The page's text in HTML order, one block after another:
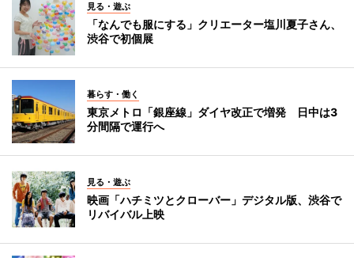
見る・遊ぶ
「なんでも服にする」クリエーター塩川夏子さん、
渋谷で初個展
暮らす・働く
東京メトロ「銀座線」ダイヤ改正で増発 日中は3
分間隔で運行へ
見る・遊ぶ
映画「ハチミツとクローバー」デジタル版、渋谷で
リバイバル上映